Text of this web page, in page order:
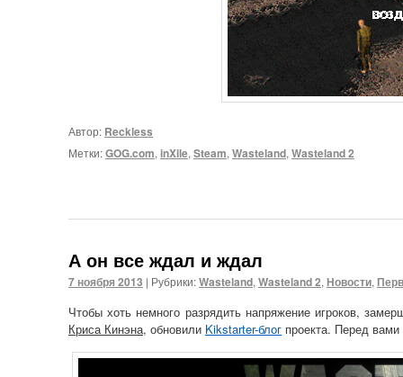
Автор: Reckless
Метки:GOG.com,inXile,Steam,Wasteland,Wasteland 2
А он все ждал и ждал
7 ноября 2013 | Рубрики:Wasteland,Wasteland 2,Новости,
Чтобы хоть немного разрядить напряжение игроков,
Криса Кинэна, обновили Kikstarter-блог проекта. Перед